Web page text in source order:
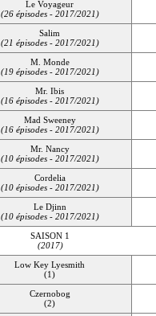
Le Voyageur
(26 épisodes - 2017/2021)
Salim
(21 épisodes - 2017/2021)
M. Monde
(19 épisodes - 2017/2021)
Mr. Ibis
(16 épisodes - 2017/2021)
Mad Sweeney
(16 épisodes - 2017/2021)
Mr. Nancy
(10 épisodes - 2017/2021)
Cordelia
(10 épisodes - 2017/2021)
Le Djinn
(10 épisodes - 2017/2021)
SAISON 1
(2017)
Low Key Lyesmith
(1)
Czernobog
(2)